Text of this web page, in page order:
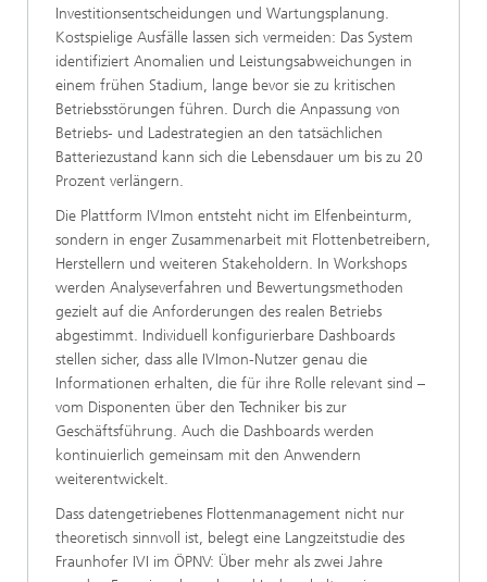
Investitionsentscheidungen und Wartungsplanung.
Kostspielige Ausfälle lassen sich vermeiden: Das System
identifiziert Anomalien und Leistungsabweichungen in
einem frühen Stadium, lange bevor sie zu kritischen
Betriebsstörungen führen. Durch die Anpassung von
Betriebs- und Ladestrategien an den tatsächlichen
Batteriezustand kann sich die Lebensdauer um bis zu 20
Prozent verlängern.
Die Plattform IVImon entsteht nicht im Elfenbeinturm,
sondern in enger Zusammenarbeit mit Flottenbetreibern,
Herstellern und weiteren Stakeholdern. In Workshops
werden Analyseverfahren und Bewertungsmethoden
gezielt auf die Anforderungen des realen Betriebs
abgestimmt. Individuell konfigurierbare Dashboards
stellen sicher, dass alle IVImon-Nutzer genau die
Informationen erhalten, die für ihre Rolle relevant sind –
vom Disponenten über den Techniker bis zur
Geschäftsführung. Auch die Dashboards werden
kontinuierlich gemeinsam mit den Anwendern
weiterentwickelt.
Dass datengetriebenes Flottenmanagement nicht nur
theoretisch sinnvoll ist, belegt eine Langzeitstudie des
Fraunhofer IVI im ÖPNV: Über mehr als zwei Jahre